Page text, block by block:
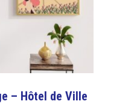
– Hôtel de Ville